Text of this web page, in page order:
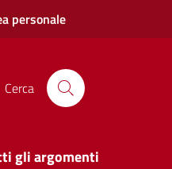
personale
Cerca
gli argomenti